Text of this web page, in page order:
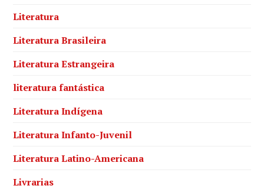
Literatura
Literatura Brasileira
Literatura Estrangeira
literatura fantástica
Literatura Indígena
Literatura Infanto-Juvenil
Literatura Latino-Americana
Livrarias